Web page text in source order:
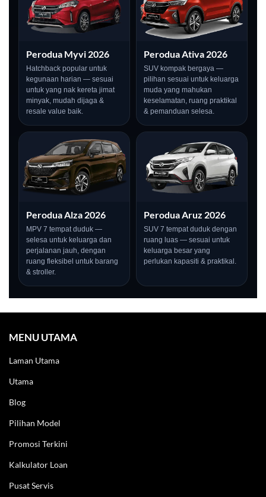
LIVE
Perodua Myvi 2026
Hatchback popular untuk
kegunaan harian — sesuai
untuk yang nak kereta jimat
minyak, mudah dijaga &
resale value baik.
Perodua Ativa 2026
SUV kompak bergaya —
pilihan sesuai untuk keluarga
muda yang mahukan
keselamatan, ruang praktikal
& pemanduan selesa.
Perodua Alza 2026
MPV 7 tempat duduk —
selesa untuk keluarga dan
perjalanan jauh, dengan
ruang fleksibel untuk barang
& stroller.
Perodua Aruz 2026
SUV 7 tempat duduk dengan
ruang luas — sesuai untuk
keluarga besar yang
perlukan kapasiti & praktikal.
MENU UTAMA
Laman Utama
Utama
Blog
Pilihan Model
Promosi Terkini
Kalkulator Loan
Pusat Servis